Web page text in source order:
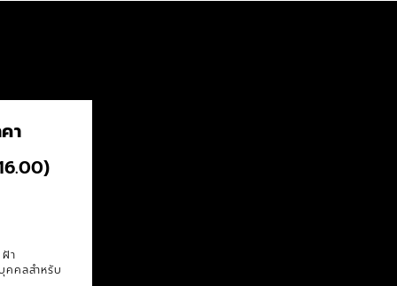
า
า
คคลสำหรับ